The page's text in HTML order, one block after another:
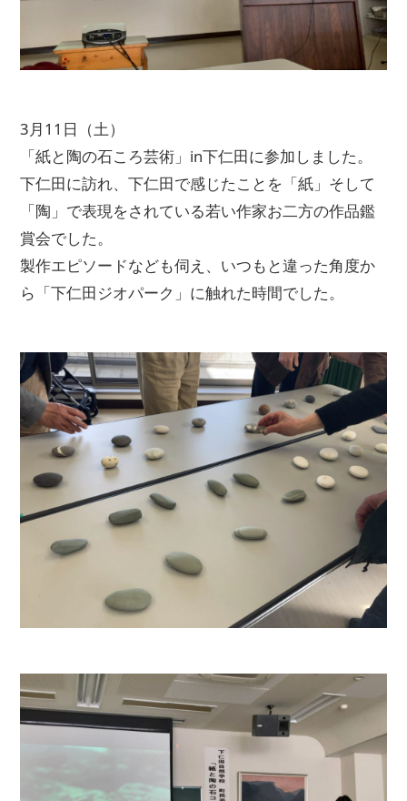
3月11日（土）
「紙と陶の石ころ芸術」in下仁田に参加しました。
下仁田に訪れ、下仁田で感じたことを「紙」そして
「陶」で表現をされている若い作家お二方の作品鑑
賞会でした。
製作エピソードなども伺え、いつもと違った角度か
ら「下仁田ジオパーク」に触れた時間でした。